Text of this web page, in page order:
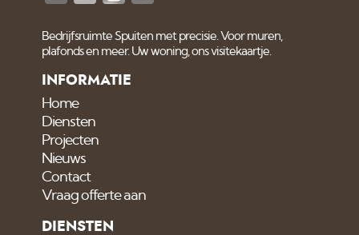
Bedrijfsruimte Spuiten met precisie. Voor muren,
plafonds en meer. Uw woning, ons visitekaartje.
INFORMATIE
Home
Diensten
Projecten
Nieuws
Contact
Vraag offerte aan
DIENSTEN